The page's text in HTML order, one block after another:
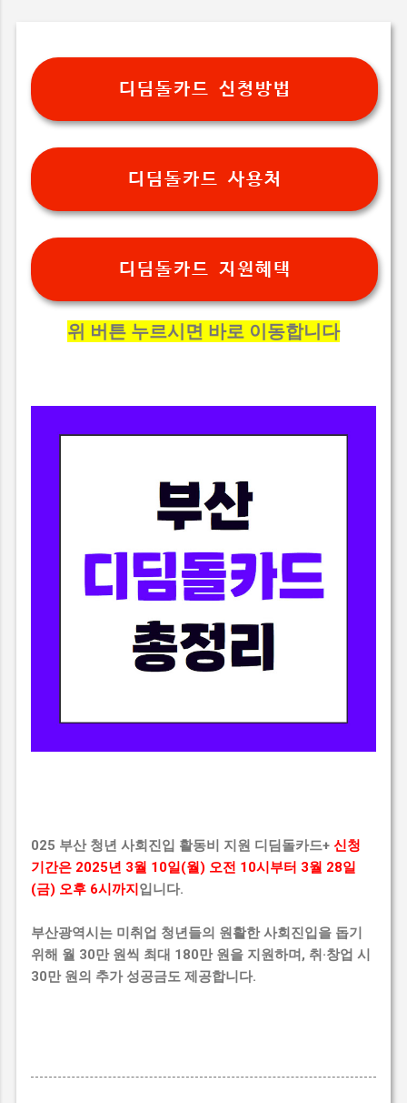
디딤돌카드 신청방법
디딤돌카드 사용처
디딤돌카드 지원혜택
위 버튼 누르시면 바로 이동합니다
025 부산 청년 사회진입 활동비 지원 디딤돌카드+ 신청
기간은 2025년 3월 10일(월) 오전 10시부터 3월 28일
(금) 오후 6시까지입니다.
부산광역시는 미취업 청년들의 원활한 사회진입을 돕기
위해 월 30만 원씩 최대 180만 원을 지원하며, 취·창업 시
30만 원의 추가 성공금도 제공합니다.